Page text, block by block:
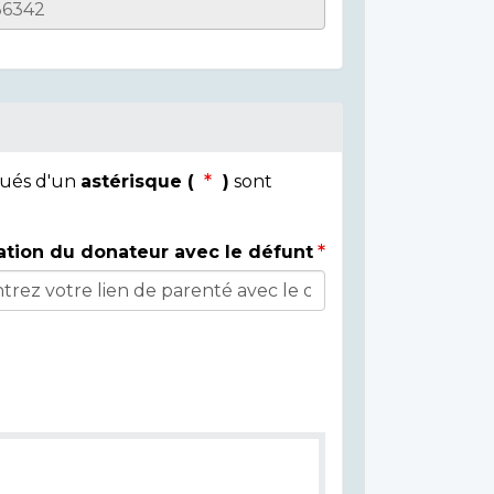
d'un astérisque ( ) sont
du donateur avec le défunt